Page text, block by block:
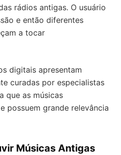
rádios antigas. O usuário
e então diferentes
a tocar
digitais apresentam
curadas por especialistas
que as músicas
possuem grande relevância
Músicas Antigas